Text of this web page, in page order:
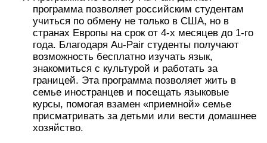
программа позволяет российским студентам
учиться по обмену не только в США, но в
странах Европы на срок от 4‑х месяцев до 1‑го
года. Благодаря Au-Pair студенты получают
возможность бесплатно изучать язык,
знакомиться с культурой и работать за
границей. Эта программа позволяет жить в
семье иностранцев и посещать языковые
курсы, помогая взамен «приемной» семье
присматривать за детьми или вести домашнее
хозяйство.